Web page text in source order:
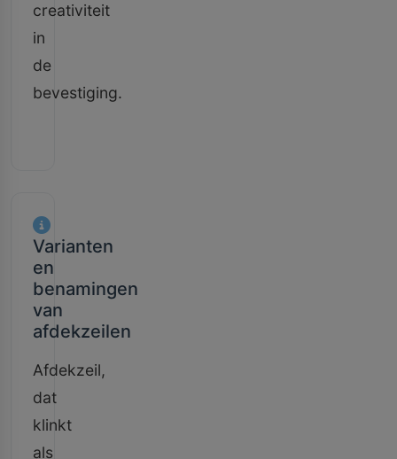
creativiteit
in
de
bevestiging.
Varianten
en
benamingen
van
afdekzeilen
Afdekzeil,
dat
klinkt
als